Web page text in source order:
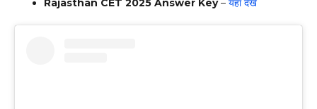
Rajasthan CET 2025 Answer Key– यहां देखें